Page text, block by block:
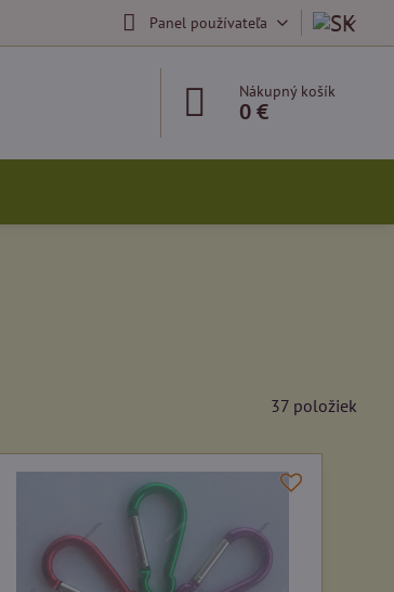
Panel používateľa
Nákupný košík
0 €
37 položiek